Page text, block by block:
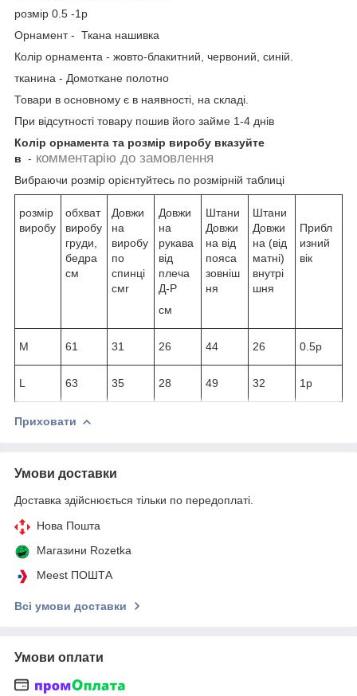
розмір 0.5 -1р
Орнамент - Ткана нашивка
Колір орнамента - жовто-блакитний, червоний, синій.
тканина - Домоткане полотно
Товари в основному є в наявності, на складі.
При відсутності товару пошив його займе 1-4 днів
Колір орнамента та розмір виробу вказуйте
в - комментарію до замовлення
Вибраючи розмір орієнтуйтесь по розмірній таблиці
розмір
виробу
обхват
виробу
груди,
бедра
см
Довжи
на
виробу
по
спинці
смr
Довжи
на
рукава
від
плеча
Д-Р
см
Штани
Довжи
на від
пояса
зовніш
ня
Штани
Довжи
на (від
матні)
внутрі
шня
Прибл
изний
вік
M 61 31 26 44 26 0.5р
L 63 35 28 49 32 1р
Приховати
Умови доставки
Доставка здійснюється тільки по передоплаті.
Нова Пошта
Магазини Rozetka
Meest ПОШТА
Всі умови доставки
Умови оплати